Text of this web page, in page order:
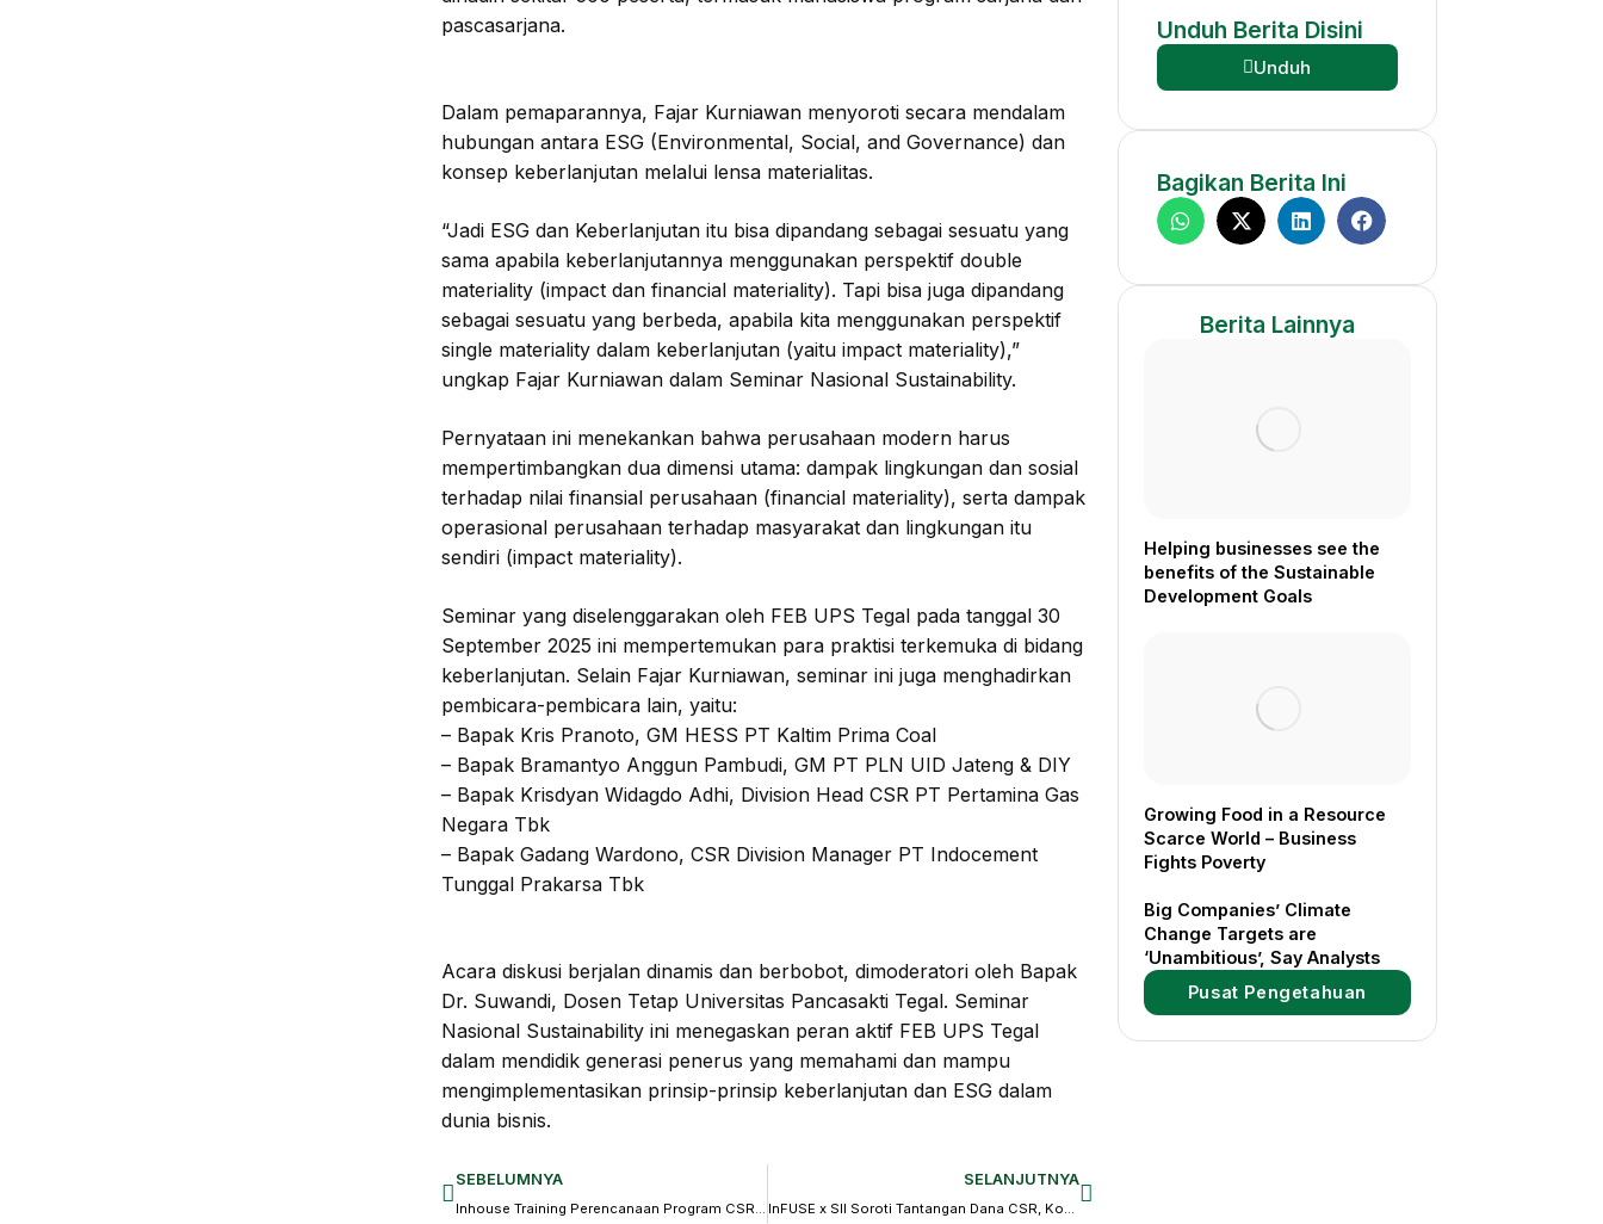
pascasarjana.
Dalam pemaparannya, Fajar Kurniawan menyoroti secara mendalam
hubungan antara ESG (Environmental, Social, and Governance) dan
konsep keberlanjutan melalui lensa materialitas.
“Jadi ESG dan Keberlanjutan itu bisa dipandang sebagai sesuatu yang
sama apabila keberlanjutannya menggunakan perspektif double
materiality (impact dan financial materiality). Tapi bisa juga dipandang
sebagai sesuatu yang berbeda, apabila kita menggunakan perspektif
single materiality dalam keberlanjutan (yaitu impact materiality),”
ungkap Fajar Kurniawan dalam Seminar Nasional Sustainability.
Pernyataan ini menekankan bahwa perusahaan modern harus
mempertimbangkan dua dimensi utama: dampak lingkungan dan sosial
terhadap nilai finansial perusahaan (financial materiality), serta dampak
operasional perusahaan terhadap masyarakat dan lingkungan itu
sendiri (impact materiality).
Seminar yang diselenggarakan oleh FEB UPS Tegal pada tanggal 30
September 2025 ini mempertemukan para praktisi terkemuka di bidang
keberlanjutan. Selain Fajar Kurniawan, seminar ini juga menghadirkan
pembicara-pembicara lain, yaitu:
– Bapak Kris Pranoto, GM HESS PT Kaltim Prima Coal
– Bapak Bramantyo Anggun Pambudi, GM PT PLN UID Jateng & DIY
– Bapak Krisdyan Widagdo Adhi, Division Head CSR PT Pertamina Gas
Negara Tbk
– Bapak Gadang Wardono, CSR Division Manager PT Indocement
Tunggal Prakarsa Tbk
Acara diskusi berjalan dinamis dan berbobot, dimoderatori oleh Bapak
Dr. Suwandi, Dosen Tetap Universitas Pancasakti Tegal. Seminar
Nasional Sustainability ini menegaskan peran aktif FEB UPS Tegal
dalam mendidik generasi penerus yang memahami dan mampu
mengimplementasikan prinsip-prinsip keberlanjutan dan ESG dalam
dunia bisnis.
SEBELUMNYA
Inhouse Training Perencanaan Program CSR dengan LFA Method : Peningkatan Kapasitas Tim CSR Sinarmas Land untuk Perencanaan yang Strategis
SELANJUTNYA
InFUSE x SII Soroti Tantangan Dana CSR, Koperasi, hingga Strategi Marketing ESG
Unduh Berita Disini
Unduh
Bagikan Berita Ini
Berita Lainnya
Helping businesses see the
benefits of the Sustainable
Development Goals
Growing Food in a Resource
Scarce World – Business
Fights Poverty
Big Companies’ Climate
Change Targets are
‘Unambitious’, Say Analysts
Pusat Pengetahuan